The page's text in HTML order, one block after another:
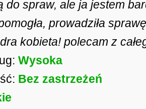
do spraw, ale ja jestem
prowadziła
kobieta! polecam z
Wysoka
Bez zastrzeżeń